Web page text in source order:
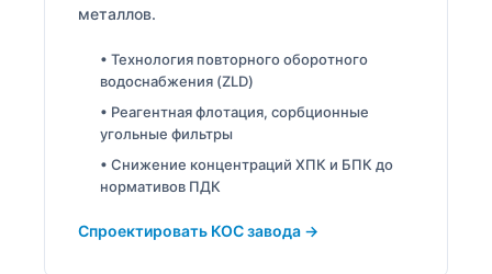
металлов.
• Технология повторного оборотного
водоснабжения (ZLD)
• Реагентная флотация, сорбционные
угольные фильтры
• Снижение концентраций ХПК и БПК до
нормативов ПДК
Спроектировать КОС завода →